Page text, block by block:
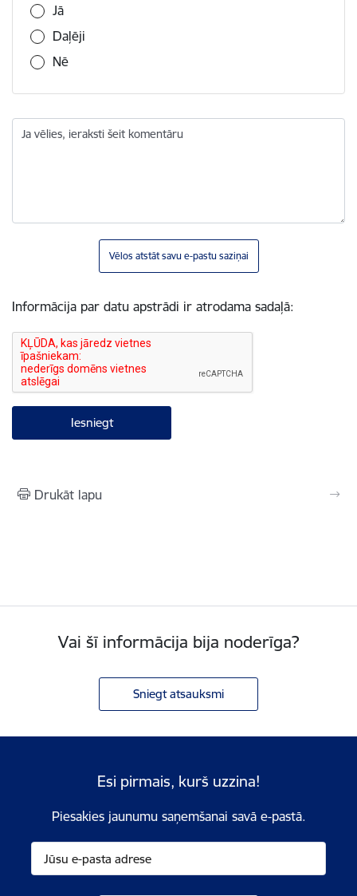
Jā
Daļēji
Nē
Ja vēlies, ieraksti šeit komentāru
Vēlos atstāt savu e-pastu saziņai
Informācija par datu apstrādi ir atrodama sadaļā:
Drukāt lapu
Vai šī informācija bija noderīga?
Sniegt atsauksmi
Esi pirmais, kurš uzzina!
Piesakies jaunumu saņemšanai savā e-pastā.